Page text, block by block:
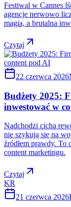
Festiwal w Cannes
agencje nerwowo
magia, a brutalna
Czytaj
22 czerwca 2026
Budżety 2025:
inwestować w
Nadchodzi cicha
nie szykują się na
źródłem prawdy. To
content marketingu.
Czytaj
KR
21 czerwca 2026